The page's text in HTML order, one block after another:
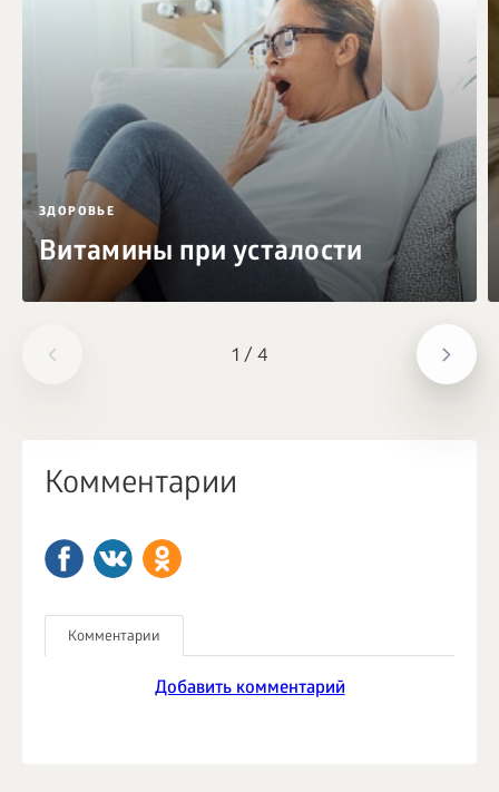
1 / 4
ЗДОРОВЬЕ
Витамины при усталости
Комментарии
Комментарии
Добавить комментарий